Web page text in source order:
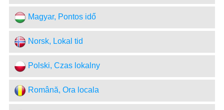
Magyar, Pontos idő
Norsk, Lokal tid
Polski, Czas lokalny
Română, Ora locala